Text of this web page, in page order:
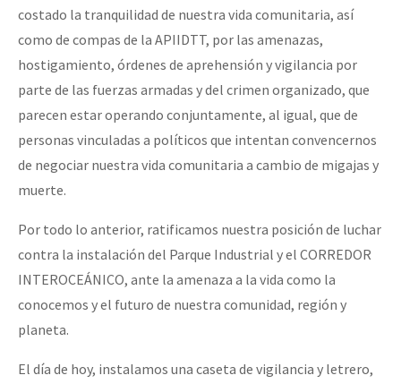
costado la tranquilidad de nuestra vida comunitaria, así
como de compas de la APIIDTT, por las amenazas,
hostigamiento, órdenes de aprehensión y vigilancia por
parte de las fuerzas armadas y del crimen organizado, que
parecen estar operando conjuntamente, al igual, que de
personas vinculadas a políticos que intentan convencernos
de negociar nuestra vida comunitaria a cambio de migajas y
muerte.
Por todo lo anterior, ratificamos nuestra posición de luchar
contra la instalación del Parque Industrial y el CORREDOR
INTEROCEÁNICO, ante la amenaza a la vida como la
conocemos y el futuro de nuestra comunidad, región y
planeta.
El día de hoy, instalamos una caseta de vigilancia y letrero,